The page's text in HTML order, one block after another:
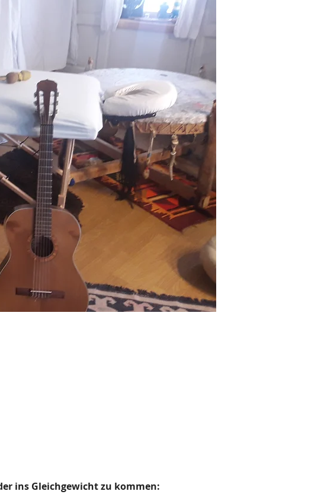
ins Gleichgewicht zu kommen: